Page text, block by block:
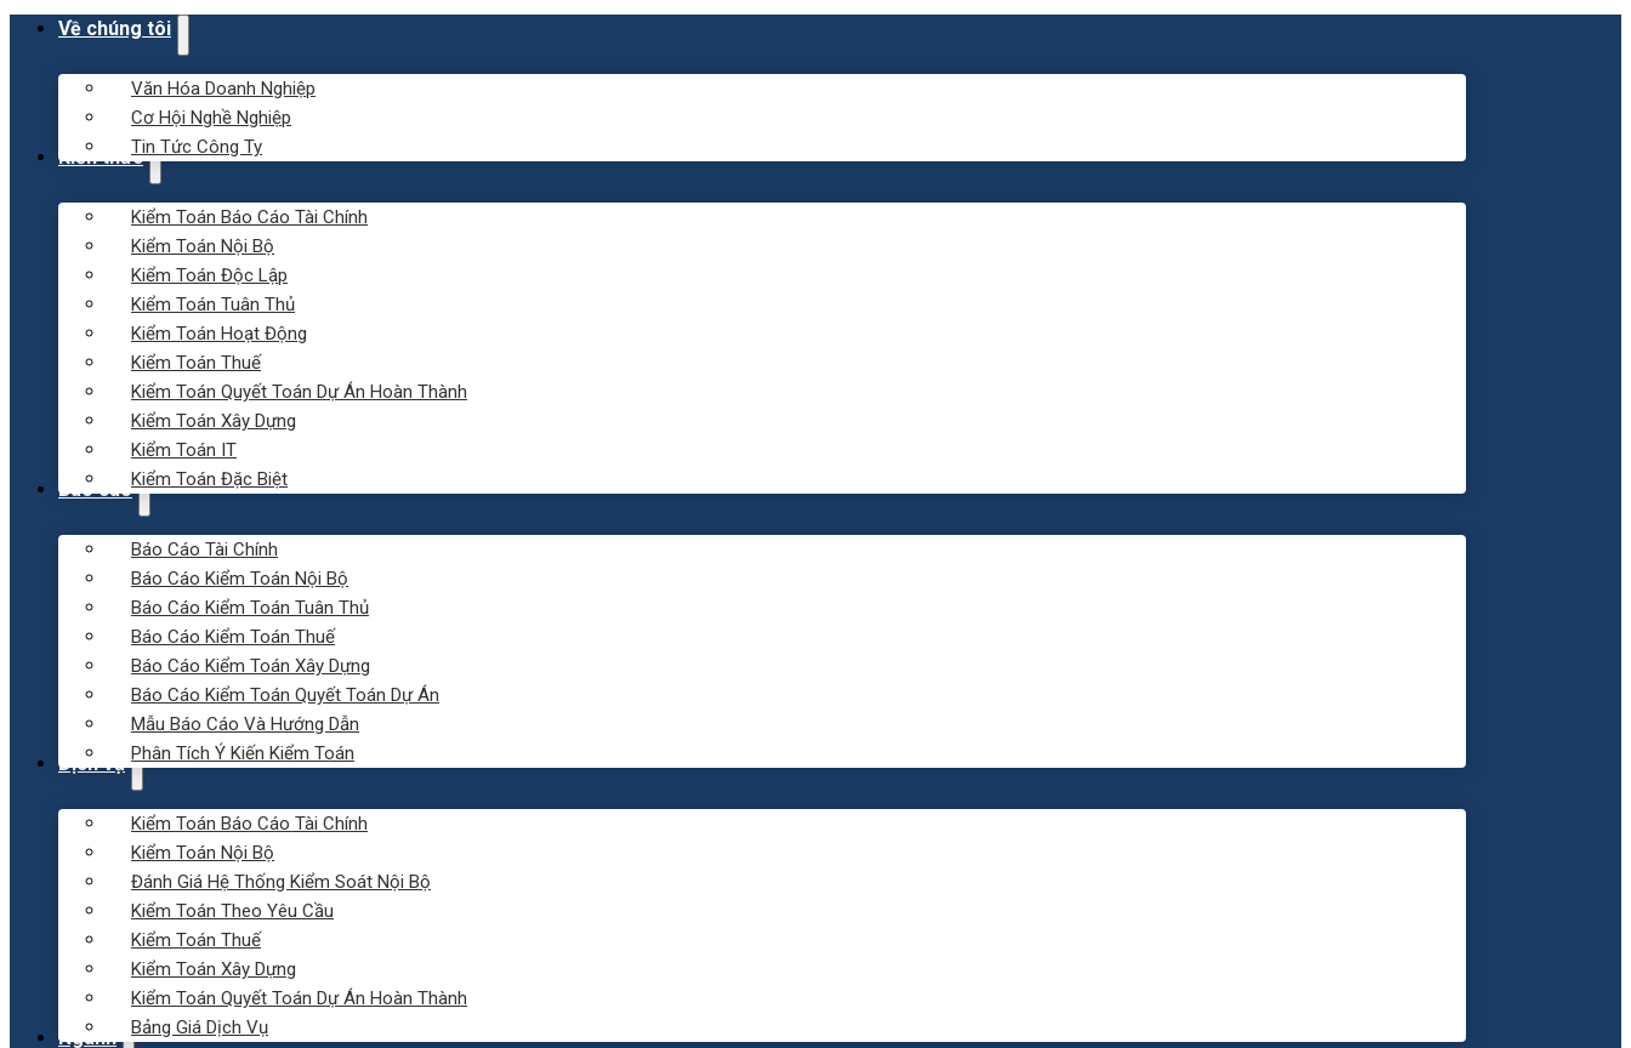
Về chúng tôi
Văn Hóa Doanh Nghiệp
Cơ Hội Nghề Nghiệp
Tin Tức Công Ty
Kiến thức
Kiểm Toán Báo Cáo Tài Chính
Kiểm Toán Nội Bộ
Kiểm Toán Độc Lập
Kiểm Toán Tuân Thủ
Kiểm Toán Hoạt Động
Kiểm Toán Thuế
Kiểm Toán Quyết Toán Dự Án Hoàn Thành
Kiểm Toán Xây Dựng
Kiểm Toán IT
Kiểm Toán Đặc Biệt
Báo cáo
Báo Cáo Tài Chính
Báo Cáo Kiểm Toán Nội Bộ
Báo Cáo Kiểm Toán Tuân Thủ
Báo Cáo Kiểm Toán Thuế
Báo Cáo Kiểm Toán Xây Dựng
Báo Cáo Kiểm Toán Quyết Toán Dự Án
Mẫu Báo Cáo Và Hướng Dẫn
Phân Tích Ý Kiến Kiểm Toán
Dịch vụ
Kiểm Toán Báo Cáo Tài Chính
Kiểm Toán Nội Bộ
Đánh Giá Hệ Thống Kiểm Soát Nội Bộ
Kiểm Toán Theo Yêu Cầu
Kiểm Toán Thuế
Kiểm Toán Xây Dựng
Kiểm Toán Quyết Toán Dự Án Hoàn Thành
Bảng Giá Dịch Vụ
Ngành